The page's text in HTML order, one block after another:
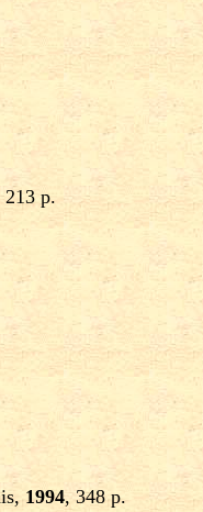
213 p.
1994, 348 p.